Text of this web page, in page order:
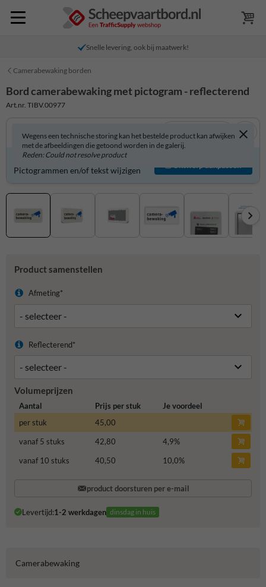
Snelle levering, ook bij maatwerk!
Camerabewaking borden
Bord camerabewaking met pictogram - reflecterend
Art.nr. TIBV.00977
Wegens een technische storing kan het bestelde product kan afwijken
met de afbeeldingen die getoond worden in de galerij.
Reden: Could not resolve product
Bekijk in 3D
Bord zelf aanpassen?
Pictogrammen en/of tekst wijzigen
Ontwerp aanpassen
Product samenstellen
Afmeting*
Reflecterend*
Volumeprijzen
Aantal Prijs per stuk
Je voordeel
per stuk
45,00
vanaf 5 stuks
42,80 4,9%
vanaf 10 stuks
40,50 10,0%
product doorsturen per e-mail
Levertijd:1-2 werkdagen dinsdag in huis
Camerabewaking